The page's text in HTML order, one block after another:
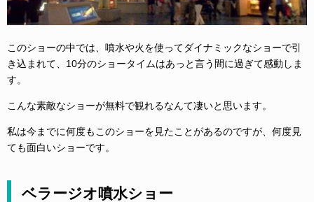
このショーの中では、噴水や火を使ってダイナミックなショーで引
き込まれて、10分のショータイムはあっと言う間に過ぎて感動しま
す。
こんな素敵なショーが無料で観れるなんて凄いと思います。
私は今までに何度もこのショーを見たことがあるのですが、何度見
ても面白いショーです。
ベラージオ噴水ショー